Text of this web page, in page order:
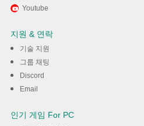
Youtube
지원 & 연락
기술 지원
그룹 채팅
Discord
Email
인기 게임 For PC